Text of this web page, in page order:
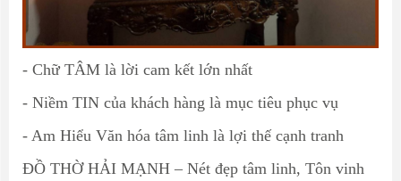
- Chữ TÂM là lời cam kết lớn nhất
- Niềm TIN của khách hàng là mục tiêu phục vụ
- Am Hiểu Văn hóa tâm linh là lợi thế cạnh tranh
ĐỒ THỜ HẢI MẠNH – Nét đẹp tâm linh, Tôn vinh